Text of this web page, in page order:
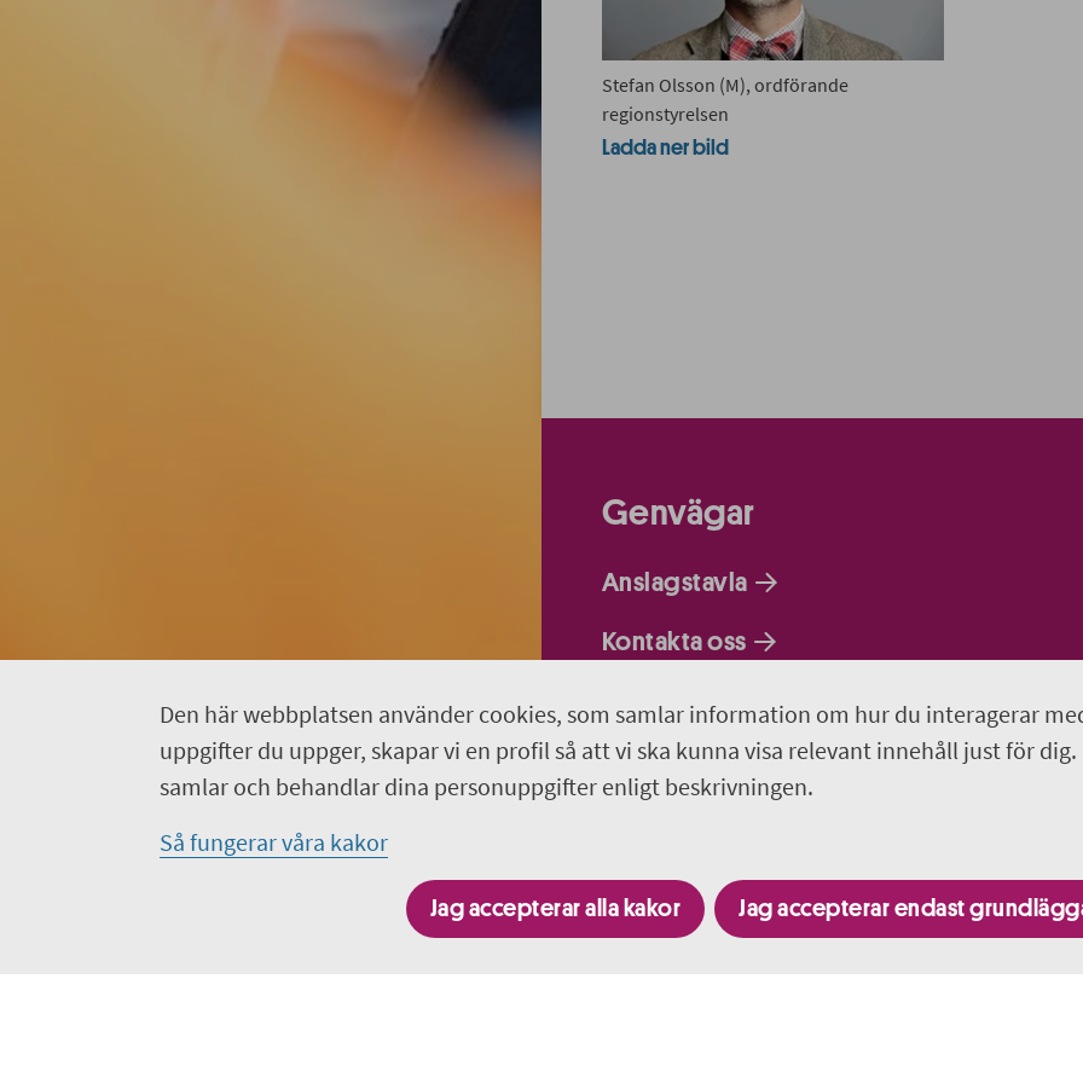
Den här webbplatsen använder cookies, som samlar information om hur du interagerar
uppgifter du uppger, skapar vi en profil så att vi ska kunna visa relevant innehåll just för
samlar och behandlar dina personuppgifter enligt beskrivningen.
Så fungerar våra kakor
Jag accepterar alla kakor Jag accepterar endast
Stefan Olsson (M), ordförande
regionstyrelsen
Ladda ner bild
Genvägar
Anslagstavla
Kontakta oss
Om webbplatsen
Så behandlar vi dina personuppgifter